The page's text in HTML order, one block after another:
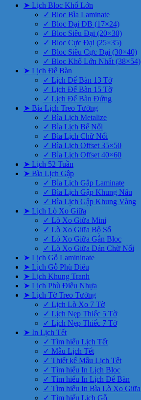
➤ Lịch Bloc Khổ Lớn
✓ Bloc Bìa Laminate
✓ Bloc Đại ĐB (17×24)
✓ Bloc Siêu Đại (20×30)
✓ Bloc Cực Đại (25×35)
✓ Bloc Siêu Cực Đại (30×40)
✓ Bloc Khổ Lớn Nhất (38×54)
➤ Lịch Để Bàn
✓ Lịch Để Bàn 13 Tờ
✓ Lịch Để Bàn 15 Tờ
✓ Lịch Để Bàn Đứng
➤ Bìa Lịch Treo Tường
✓ Bìa Lịch Metalize
✓ Bìa Lịch Bế Nổi
✓ Bìa Lịch Chữ Nổi
✓ Bìa Lịch Offset 35×50
✓ Bìa Lịch Offset 40×60
➤ Lịch 52 Tuần
➤ Bìa Lịch Gập
✓ Bìa Lịch Gập Laminate
✓ Bìa Lịch Gập Khung Nâu
✓ Bìa Lịch Gập Khung Vàng
➤ Lịch Lò Xo Giữa
✓ Lò Xo Giữa Mini
✓ Lò Xo Giữa Bộ Số
✓ Lò Xo Giữa Gắn Bloc
✓ Lò Xo Giữa Dán Chữ Nổi
➤ Lịch Gỗ Lamininate
➤ Lịch Gỗ Phù Điêu
➤ Lịch Khung Tranh
➤ Lịch Phù Điêu Nhựa
➤ Lịch Tờ Treo Tường
✓ Lịch Lò Xo 7 Tờ
✓ Lịch Nẹp Thiếc 5 Tờ
✓ Lịch Nẹp Thiếc 7 Tờ
➤ In Lịch Tết
✓ Tìm hiểu Lịch Tết
✓ Mẫu Lịch Tết
✓ Thiết kế Mẫu Lịch Tết
✓ Tìm hiểu In Lịch Bloc
✓ Tìm hiểu In Lịch Để Bàn
✓ Tìm hiểu In Bìa Lò Xo Giữa
✓ Tìm hiểu Lịch Gỗ